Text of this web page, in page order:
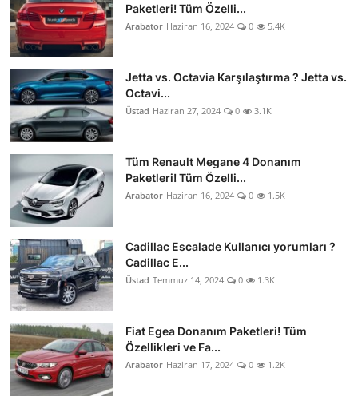
Paketleri! Tüm Özelli...
Arabator Haziran 16, 2024 0 5.4K
Jetta vs. Octavia Karşılaştırma ? Jetta vs.
Octavi...
Üstad Haziran 27, 2024 0 3.1K
Tüm Renault Megane 4 Donanım
Paketleri! Tüm Özelli...
Arabator Haziran 16, 2024 0 1.5K
Cadillac Escalade Kullanıcı yorumları ?
Cadillac E...
Üstad Temmuz 14, 2024 0 1.3K
Fiat Egea Donanım Paketleri! Tüm
Özellikleri ve Fa...
Arabator Haziran 17, 2024 0 1.2K